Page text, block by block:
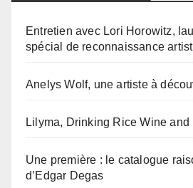
Entretien avec Lori Horowitz,
spécial de reconnaissance
Anelys Wolf, une artiste à
Lilyma, Drinking Rice Wine and
Une première : le catalogue
d’Edgar Degas